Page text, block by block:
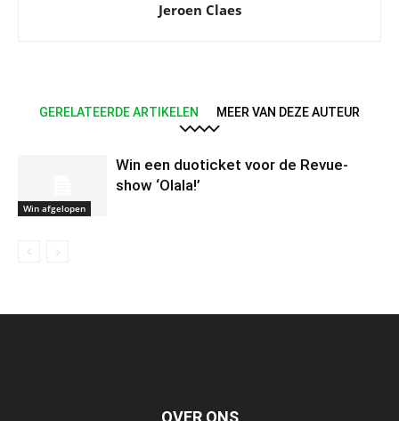
Jeroen Claes
GERELATEERDE ARTIKELEN MEER VAN DEZE AUTEUR
Win afgelopen
Win een duoticket voor de Revue-
show ‘Olala!’
OVER ONS